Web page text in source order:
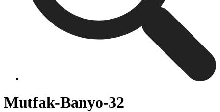
Mutfak-Banyo-32